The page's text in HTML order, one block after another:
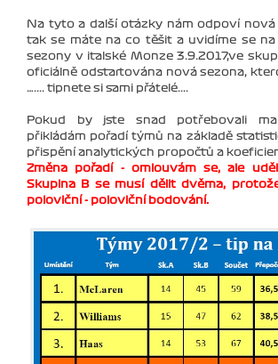
Na tyto a další otázky nám odpoví nová
tak se máte na co těšit a uvidíme se
sezony v italské Monze 3.9.2017,ve
oficiálně odstartována nová sezona,
….... tipnete si sami přátelé....
Pokud by jste snad potřebovali
přikládám pořadí týmů na základě
přispění analytických propočtů a
Změna pořadí - omlouvám se, ale
Skupina B se musí dělit dvěma,
poloviční - poloviční bodování.